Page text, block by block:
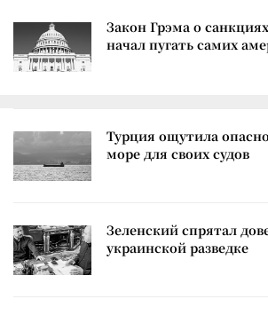
Закон Грэма о
начал пугать самих
Турция ощутила
море для своих судов
Зеленский спрятал
украинской разведке